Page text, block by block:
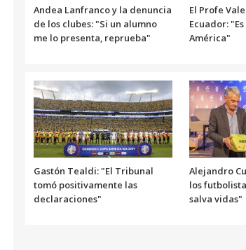
Andea Lanfranco y la denuncia
de los clubes: "Si un alumno
me lo presenta, reprueba"
El Profe
Ecuador:
América"
Gastón Tealdi: "El Tribunal
tomó positivamente las
declaraciones"
Alejandro
los
salva vidas"